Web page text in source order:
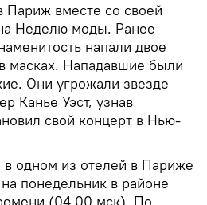
вместе со своей
Неделю моды. Ранее
напали двое
масках. Нападавшие были
Они угрожали звезде
Канье Уэст, узнав
свой концерт в Нью-
одном из отелей в Париже
понедельник в районе